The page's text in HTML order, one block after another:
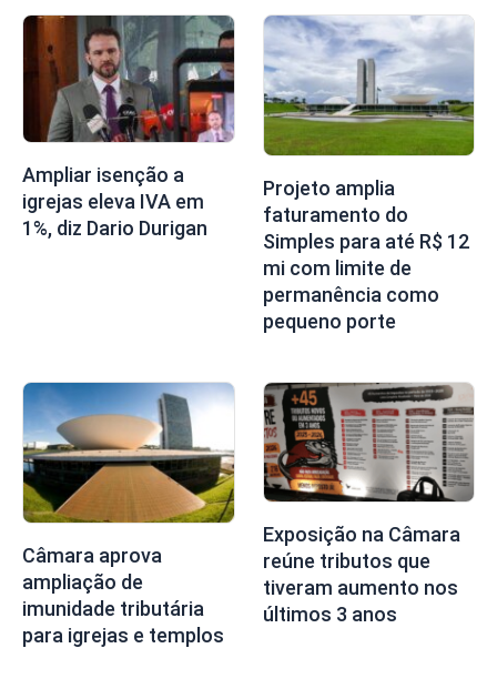
Ampliar isenção a
igrejas eleva IVA em
1%, diz Dario Durigan
Projeto amplia
faturamento do
Simples para até R$ 12
mi com limite de
permanência como
pequeno porte
Câmara aprova
ampliação de
imunidade tributária
para igrejas e templos
Exposição na Câmara
reúne tributos que
tiveram aumento nos
últimos 3 anos